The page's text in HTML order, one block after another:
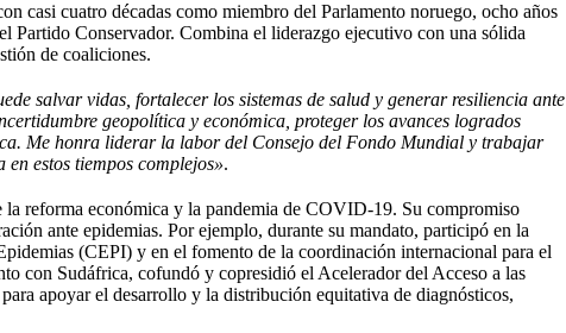
casi cuatro décadas como miembro del Parlamento noruego, ocho años
Partido Conservador. Combina el liderazgo ejecutivo con una sólida
de coaliciones.
salvar vidas, fortalecer los sistemas de salud y generar resiliencia ante
geopolítica y económica, proteger los avances logrados
Me honra liderar la labor del Consejo del Fondo Mundial y trabajar
estos tiempos complejos».
reforma económica y la pandemia de COVID-19. Su compromiso
ante epidemias. Por ejemplo, durante su mandato, participó en la
(CEPI) y en el fomento de la coordinación internacional para el
con Sudáfrica, cofundó y copresidió el Acelerador del Acceso a las
apoyar el desarrollo y la distribución equitativa de diagnósticos,